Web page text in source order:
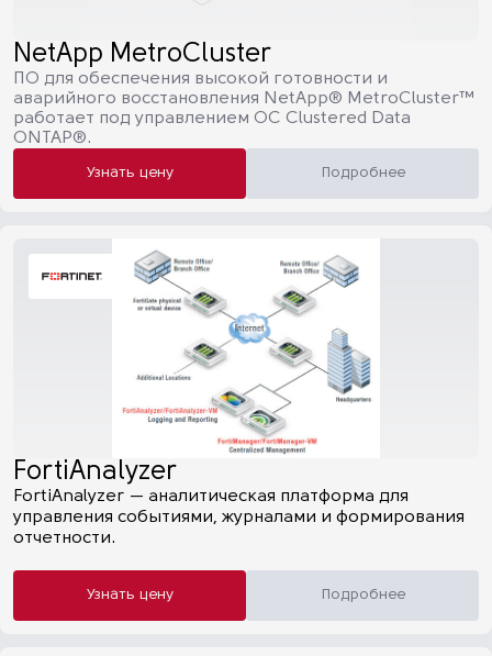
NetApp MetroCluster
ПО для обеспечения высокой готовности и
аварийного восстановления NetApp® MetroCluster™
работает под управлением ОС Clustered Data
ONTAP®.
Узнать цену Подробнее
FortiAnalyzer
FortiAnalyzer — аналитическая платформа для
управления событиями, журналами и формирования
отчетности.
Узнать цену Подробнее